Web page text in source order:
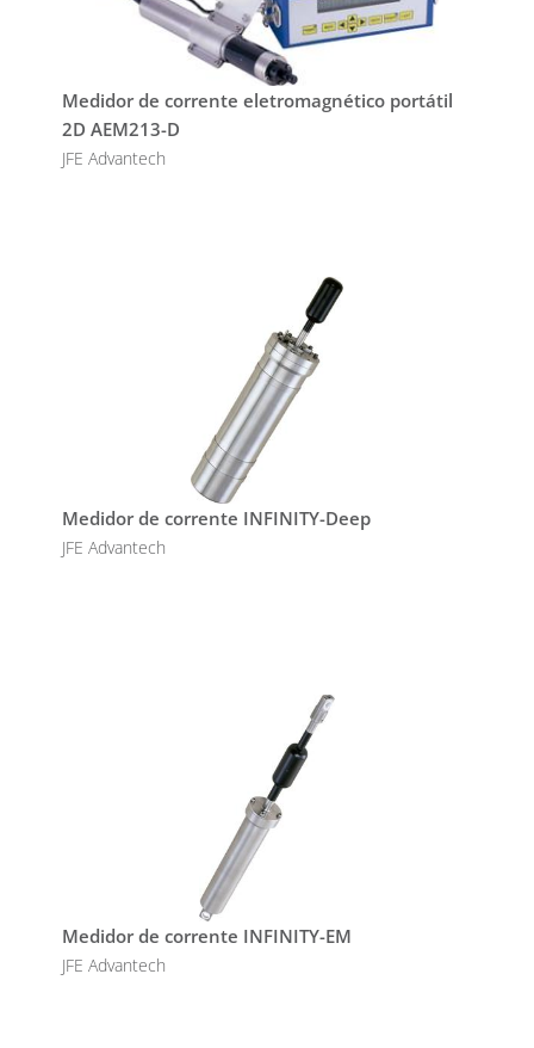
Medidor de corrente eletromagnético portátil
2D AEM213-D
JFE Advantech
Medidor de corrente INFINITY-Deep
JFE Advantech
Medidor de corrente INFINITY-EM
JFE Advantech